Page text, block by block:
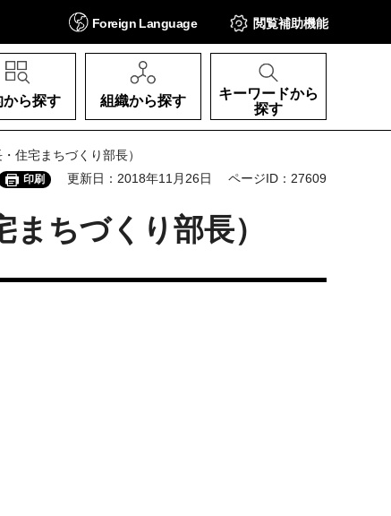
Foreign Language 閲覧補助機能
から探す 組織から探す
キーワードから
探す
住宅まちづくり部長）
印刷 更新日：2018年11月26日 ページID：27609
ちづくり部長）